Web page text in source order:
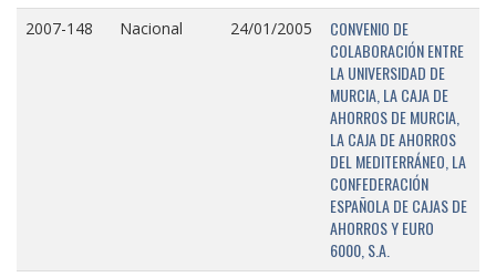
2007-148 Nacional 24/01/2005
CONVENIO DE
COLABORACIÓN ENTRE
LA UNIVERSIDAD DE
MURCIA, LA CAJA DE
AHORROS DE MURCIA,
LA CAJA DE AHORROS
DEL MEDITERRÁNEO, LA
CONFEDERACIÓN
ESPAÑOLA DE CAJAS DE
AHORROS Y EURO
6000, S.A.